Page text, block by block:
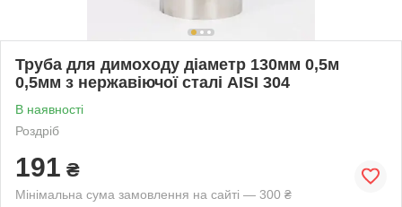
Труба для димоходу діаметр 130мм 0,5м
0,5мм з нержавіючої сталі AISI 304
В наявності
Роздріб
191 ₴
Мінімальна сума замовлення на сайті — 300 ₴